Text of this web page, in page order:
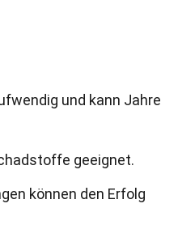
und kann Jahre
geeignet.
können den Erfolg